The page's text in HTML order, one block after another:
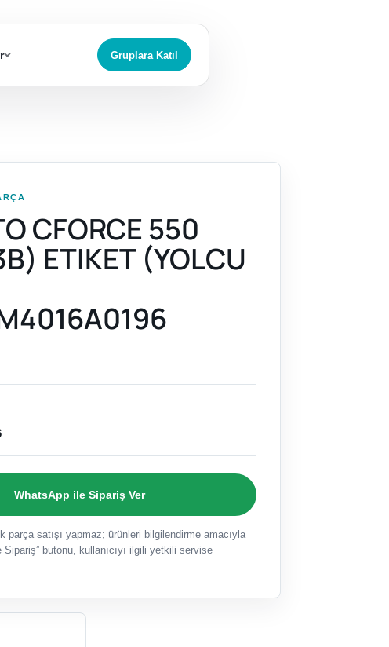
Gruplara Katıl
CFORCE 550
ETIKET (YOLCU
WhatsApp ile Sipariş Ver
parça satışı yapmaz; ürünleri bilgilendirme amacıyla
Sipariş” butonu, kullanıcıyı ilgili yetkili servise